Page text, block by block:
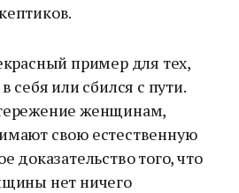
пример для тех,
себя или сбился с пути.
женщинам,
свою естественную
доказательство того, что
нет ничего